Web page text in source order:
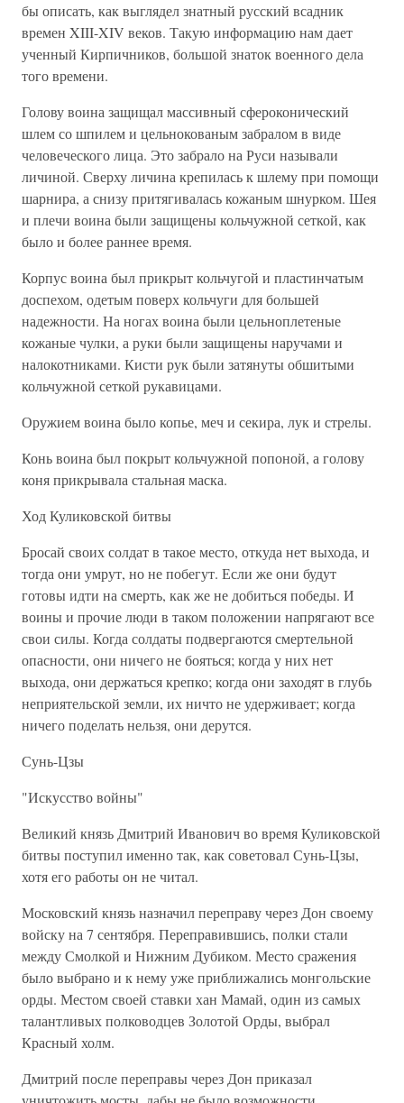
бы описать, как выглядел знатный русский всадник
времен XIII-XIV веков. Такую информацию нам дает
ученный Кирпичников, большой знаток военного дела
того времени.
Голову воина защищал массивный сфероконический
шлем со шпилем и цельнокованым забралом в виде
человеческого лица. Это забрало на Руси называли
личиной. Сверху личина крепилась к шлему при помощи
шарнира, а снизу притягивалась кожаным шнурком. Шея
и плечи воина были защищены кольчужной сеткой, как
было и более раннее время.
Корпус воина был прикрыт кольчугой и пластинчатым
доспехом, одетым поверх кольчуги для большей
надежности. На ногах воина были цельноплетеные
кожаные чулки, а руки были защищены наручами и
налокотниками. Кисти рук были затянуты обшитыми
кольчужной сеткой рукавицами.
Оружием воина было копье, меч и секира, лук и стрелы.
Конь воина был покрыт кольчужной попоной, а голову
коня прикрывала стальная маска.
Ход Куликовской битвы
Бросай своих солдат в такое место, откуда нет выхода, и
тогда они умрут, но не побегут. Если же они будут
готовы идти на смерть, как же не добиться победы. И
воины и прочие люди в таком положении напрягают все
свои силы. Когда солдаты подвергаются смертельной
опасности, они ничего не бояться; когда у них нет
выхода, они держаться крепко; когда они заходят в глубь
неприятельской земли, их ничто не удерживает; когда
ничего поделать нельзя, они дерутся.
Сунь-Цзы
"Искусство войны"
Великий князь Дмитрий Иванович во время Куликовской
битвы поступил именно так, как советовал Сунь-Цзы,
хотя его работы он не читал.
Московский князь назначил переправу через Дон своему
войску на 7 сентября. Переправившись, полки стали
между Смолкой и Нижним Дубиком. Место сражения
было выбрано и к нему уже приближались монгольские
орды. Местом своей ставки хан Мамай, один из самых
талантливых полководцев Золотой Орды, выбрал
Красный холм.
Дмитрий после переправы через Дон приказал